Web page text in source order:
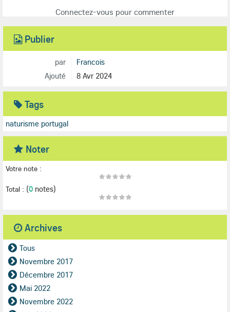
Connectez-vous pour commenter
Publier
par
Francois
Ajouté
8 Avr 2024
Tags
naturisme portugal
Noter
Votre note :
Total : (0 notes)
Archives
Tous
Novembre 2017
Décembre 2017
Mai 2022
Novembre 2022